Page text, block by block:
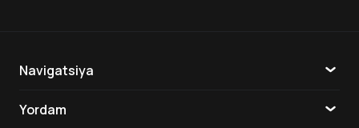
Navigatsiya
Yordam